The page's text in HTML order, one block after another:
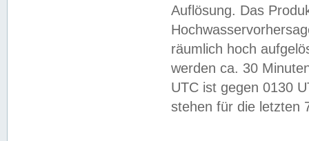
Auflösung. Das
räumlich hoch
werden ca. 30
UTC ist gegen 0130
stehen für die letzten